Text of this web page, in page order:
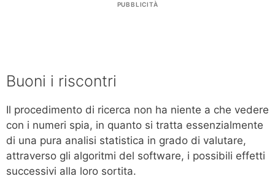
PUBBLICITÀ
Buoni i riscontri
Il procedimento di ricerca non ha niente a che vedere
con i numeri spia, in quanto si tratta essenzialmente
di una pura analisi statistica in grado di valutare,
attraverso gli algoritmi del software, i possibili effetti
successivi alla loro sortita.